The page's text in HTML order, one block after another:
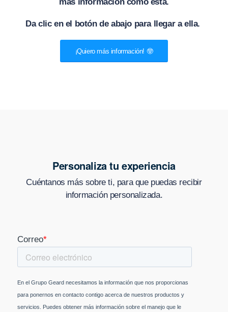
Da clic en el botón de abajo para llegar a ella.
¡Quiero más información! 🤓
Personaliza tu experiencia
Cuéntanos más sobre ti, para que puedas recibir
información personalizada.